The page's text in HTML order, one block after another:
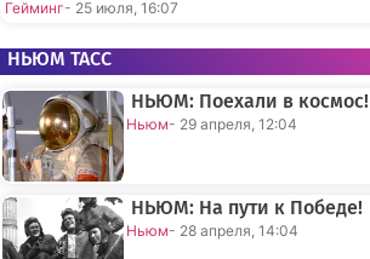
Гейминг- 25 июля, 16:07
НЬЮМ ТАСС
НЬЮМ: Поехали в космос!
Ньюм- 29 апреля, 12:04
НЬЮМ: На пути к Победе!
Ньюм- 28 апреля, 14:04